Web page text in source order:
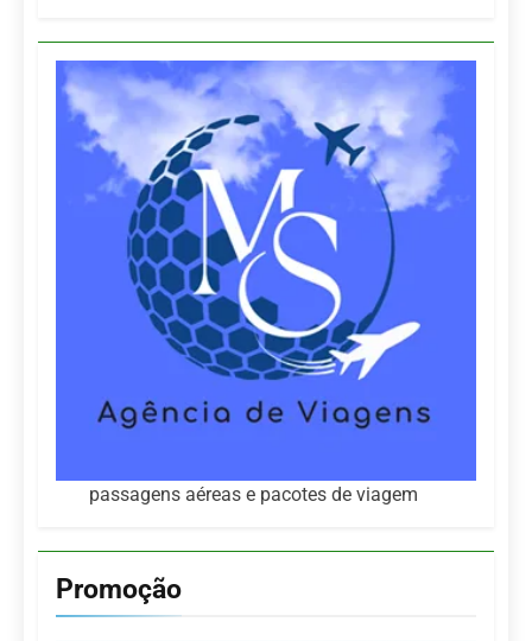
passagens aéreas e pacotes de viagem
Promoção